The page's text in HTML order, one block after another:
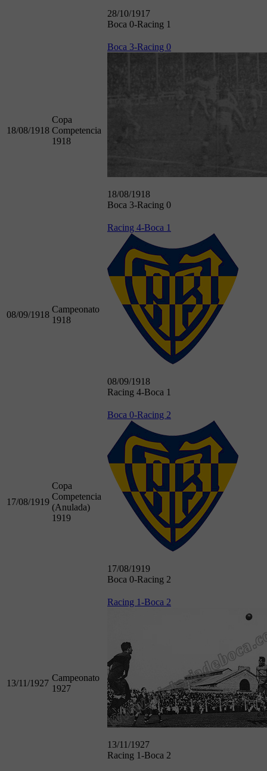
28/10/1917
Boca 0-Racing 1
18/08/1918
Copa
Competencia
1918
Boca 3-Racing 0
18/08/1918
Boca 3-Racing 0
08/09/1918
Campeonato
1918
Racing 4-Boca 1
08/09/1918
Racing 4-Boca 1
17/08/1919
Copa
Competencia
(Anulada)
1919
Boca 0-Racing 2
17/08/1919
Boca 0-Racing 2
13/11/1927
Campeonato
1927
Racing 1-Boca 2
13/11/1927
Racing 1-Boca 2